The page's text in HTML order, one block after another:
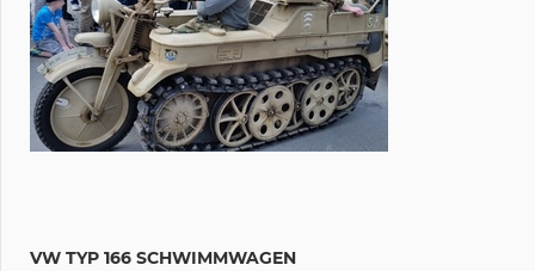
VW TYP 166 SCHWIMMWAGEN